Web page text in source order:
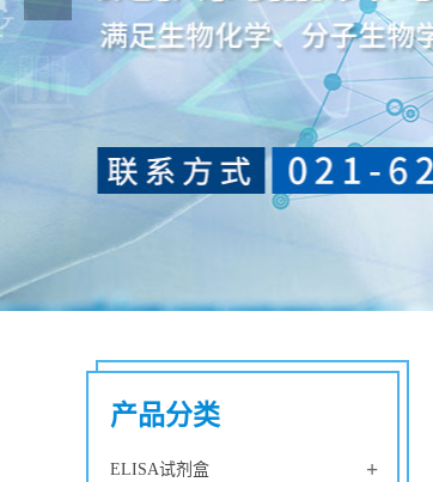
产品分类
ELISA试剂盒 +